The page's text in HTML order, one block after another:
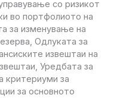
со ризикот
во портфолиото на
за изменување на
Одлуката за
извештаи на
Уредбата за
критериуми за
за основното